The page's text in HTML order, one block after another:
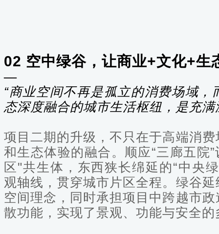
02 空中绿谷，让商业+文化+生
—
“商业空间不再是孤立的消费场域
态深度融合的城市生活枢纽，是充
项目二期的升级，不只在于高端消
和生态体验的融合。顺应“三廊五院
区"共生体， 东西狭长绵延的“中央
观轴线，贯穿城市片区全程。绿谷
空间理念，同时承担项目中跨越市
散功能，实现了景观、功能与安全